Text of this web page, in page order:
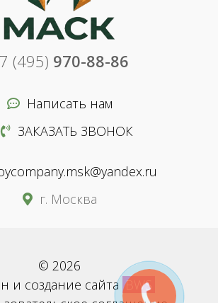
(495) 970-88-86
Написать нам
ЗАКАЗАТЬ ЗВОНОК
г. Москва
© 2026
и создание сайта BWS